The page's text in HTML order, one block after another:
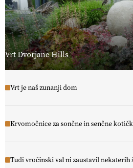
Vrt Dvorjane Hills
Vrt je naš zunanji dom
Krvomočnice za sončne in senčne
Tudi vročinski val ni zaustavil nekaterih